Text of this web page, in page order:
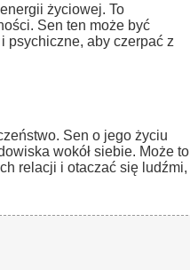
życiowej. To
Sen ten może być
psychiczne, aby czerpać z
Sen o jego życiu
wokół siebie. Może to
relacji i otaczać się ludźmi,